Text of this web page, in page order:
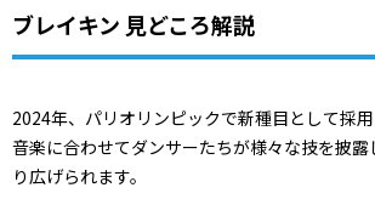
ブレイキン 見どころ解説
2024年、パリオリンピックで新種目として採用
音楽に合わせてダンサーたちが様々な技を披
り広げられます。